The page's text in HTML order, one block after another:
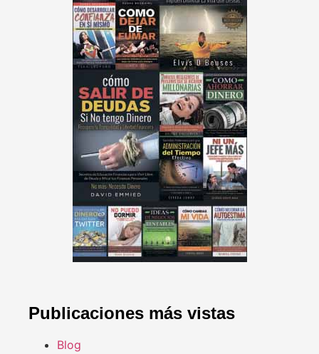
Publicaciones más vistas
Blog